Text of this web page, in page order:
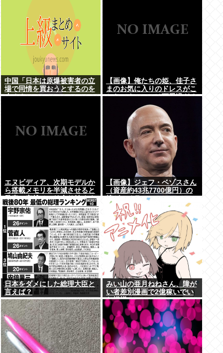
中国「日本は原爆被害者の立
場で同情を買おうとするのを
止めろ」
【画像】俺たちの姫、佳子さ
まのお気に入りのドレスがこ
ちらです←コレは可愛過ぎる
w w w w w w w w
エヌビディア、次期モデルか
ら搭載メモリを半減させると
発表。突然メモリ余り始める
www
【画像】ジェフ・ベゾスさん
（資産約43兆7700億円）の
嫁がコチラwww
日本をダメにした総理大臣と
言えば？
みい山の亜月ねねさん、障が
い者差別漫画で2億稼いでい
た模様www